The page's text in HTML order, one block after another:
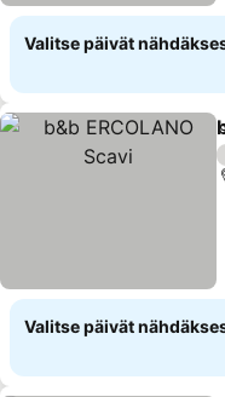
Valitse päivät
Valitse päivät